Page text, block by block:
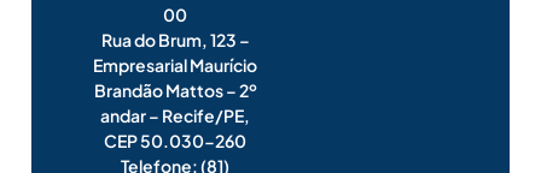
00
Rua do Brum, 123 –
Empresarial Maurício
Brandão Mattos – 2º
andar – Recife/PE,
CEP 50.030-260
Telefone: (81)